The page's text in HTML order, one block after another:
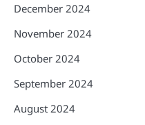
December 2024
November 2024
October 2024
September 2024
August 2024